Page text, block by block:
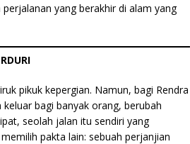
yang berakhir di alam yang
pikuk kepergian. Namun, bagi Rendra
bagi banyak orang, berubah
seolah jalan itu sendiri yang
pakta lain: sebuah perjanjian